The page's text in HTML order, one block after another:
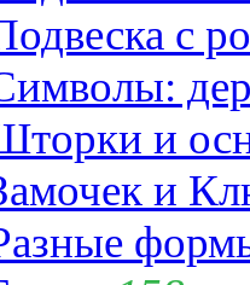
с
и
и